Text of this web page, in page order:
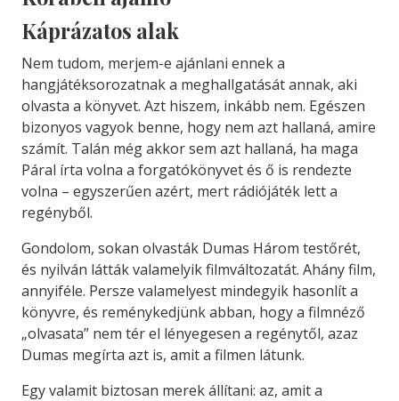
Káprázatos alak
Nem tudom, merjem-e ajánlani ennek a
hangjátéksorozatnak a meghallgatását annak, aki
olvasta a könyvet. Azt hiszem, inkább nem. Egészen
bizonyos vagyok benne, hogy nem azt hallaná, amire
számít. Talán még akkor sem azt hallaná, ha maga
Páral írta volna a forgatókönyvet és ő is rendezte
volna – egyszerűen azért, mert rádiójáték lett a
regényből.
Gondolom, sokan olvasták Dumas Három testőrét,
és nyilván látták valamelyik filmváltozatát. Ahány film,
annyiféle. Persze valamelyest mindegyik hasonlít a
könyvre, és reménykedjünk abban, hogy a filmnéző
„olvasata” nem tér el lényegesen a regénytől, azaz
Dumas megírta azt is, amit a filmen látunk.
Egy valamit biztosan merek állítani: az, amit a